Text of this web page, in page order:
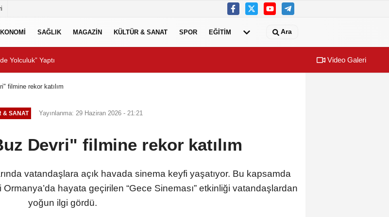
SAĞLIK MAGAZİN KÜLTÜR & SANAT SPOR EĞİTİM Ara
Dünyanın
Video Galeri
filmine rekor katılım
& SANAT Yayınlanma: 29 Haziran 2026 - 21:21
Devri" filmine rekor katılım
vatandaşlara açık havada sinema keyfi yaşatıyor. Bu kapsamda
hayata geçirilen “Gece Sineması” etkinliği vatandaşlardan
yoğun ilgi gördü.